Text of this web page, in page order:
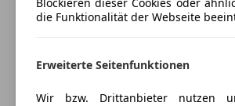
Fahrerairbag
Kopfairbag
Exterieur
Exterieurfarbe)
Jetzt berechnen
Verkäufer
Blockieren dieser Cookies oder
die Funktionalität der Webseite
Erweiterte Seitenfunktionen
Wir bzw. Drittanbieter nutzen